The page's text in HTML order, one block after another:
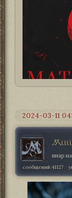
2024-03-11
пиар
сообщений:41127